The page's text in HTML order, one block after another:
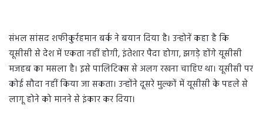
संभल सांसद शफीकुर्रहमान बर्क ने बयान दिया है। उन्होनें कहा है कि
यूसीसी से देश में एकता नहीं होगी, इंतेशार पैदा होगा, झगड़े होंगे यूसीसी
मजहब का मसला है। इसे पालिटिक्स से अलग रखना चाहिए था। यूसीसी पर
कोई सौदा नहीं किया जा सकता। उन्होंने दूसरे मुल्कों में यूसीसी के पहले से
लागू होने को मानने से इंकार कर दिया।